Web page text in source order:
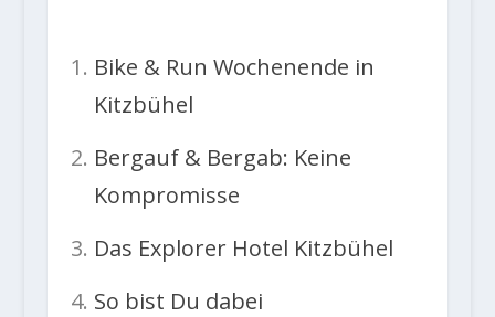
Bike & Run Wochenende in
Kitzbühel
Bergauf & Bergab: Keine
Kompromisse
Das Explorer Hotel Kitzbühel
So bist Du dabei